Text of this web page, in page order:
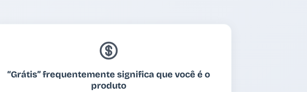
“Grátis” frequentemente significa que você é o
produto